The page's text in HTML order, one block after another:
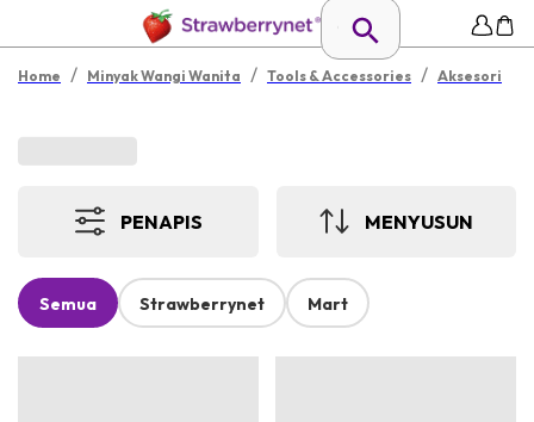
Home / Minyak Wangi Wanita / Tools & Accessories / Aksesori
PENAPIS MENYUSUN
Semua Strawberrynet Mart